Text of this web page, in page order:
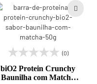
(0)
biO2 Protein Crunchy
Baunilha com Matchá